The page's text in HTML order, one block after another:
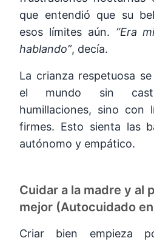
que entendió que su
esos límites aún. “Era
hablando”, decía.
La crianza respetuosa
el mundo sin
humillaciones, sino con
firmes. Esto sienta las
autónomo y empático.
Cuidar a la madre y al
mejor (Autocuidado
Criar bien empieza